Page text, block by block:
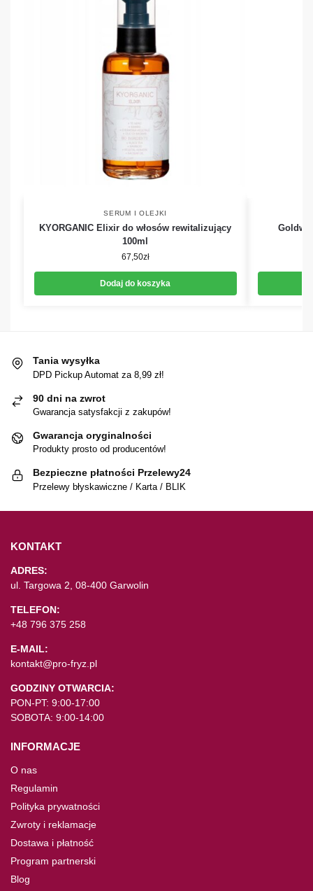
SERUM I OLEJKI
KYORGANIC Elixir do włosów rewitalizujący
100ml
67,50zł
Dodaj do koszyka
Tania wysyłka
DPD Pickup Automat za 8,99 zł!
90 dni na zwrot
Gwarancja satysfakcji z zakupów!
Gwarancja oryginalności
Produkty prosto od producentów!
Bezpieczne płatności Przelewy24
Przelewy błyskawiczne / Karta / BLIK
KONTAKT
ADRES:
ul. Targowa 2, 08-400 Garwolin
TELEFON:
+48 796 375 258
E-MAIL:
kontakt@pro-fryz.pl
GODZINY OTWARCIA:
PON-PT: 9:00-17:00
SOBOTA: 9:00-14:00
INFORMACJE
O nas
Regulamin
Polityka prywatności
Zwroty i reklamacje
Dostawa i płatność
Program partnerski
Blog